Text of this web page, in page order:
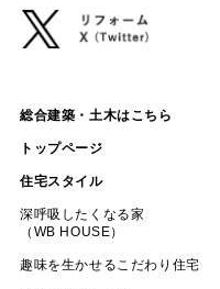
総合建築・土木はこちら
トップページ
住宅スタイル
深呼吸したくなる家
（WB HOUSE）
趣味を生かせるこだわり住宅